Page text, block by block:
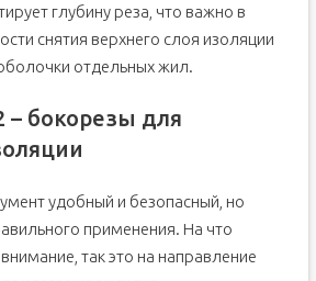
глубину реза, что важно в
снятия верхнего слоя изоляции
отдельных жил.
бокорезы для
удобный и безопасный, но
применения. На что
так это на направление